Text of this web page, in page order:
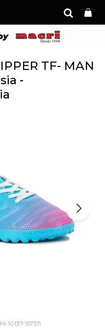
TF- MAN
-
10137-157311